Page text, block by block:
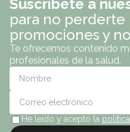
Suscríbete a
para no perderte
promociones y
Te ofrecemos contenido
profesionales de la salud.
He leído y acepto la